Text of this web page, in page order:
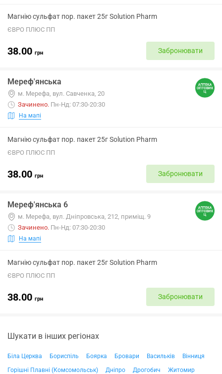
Магнію сульфат пор. пакет 25г Solution Pharm
ЄВРО ПЛЮС ПП
38.00 грн Забронювати
Мереф'янська
м. Мерефа, вул. Савченка, 20
Зачинено. Пн-Нд: 07:30-20:30
На мапі
Магнію сульфат пор. пакет 25г Solution Pharm
ЄВРО ПЛЮС ПП
38.00 грн Забронювати
Мереф'янська 6
м. Мерефа, вул. Дніпровська, 212, приміщ. 9
Зачинено. Пн-Нд: 07:30-20:30
На мапі
Магнію сульфат пор. пакет 25г Solution Pharm
ЄВРО ПЛЮС ПП
38.00 грн Забронювати
Шукати в інших регіонах
Біла Церква Бориспіль Боярка Бровари Васильків
Вінниця
Горішні Плавні (Комсомольськ)
Дніпро Дрогобич
Житомир